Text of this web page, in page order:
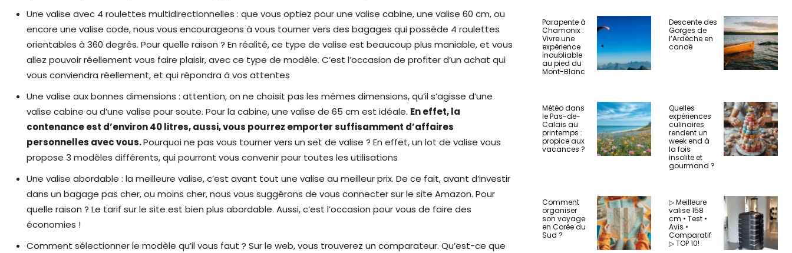
Une valise avec 4 roulettes multidirectionnelles : que vous optiez pour une valise cabine, une valise 60 cm, ou
encore une valise code, nous vous encourageons à vous tourner vers des bagages qui possède 4 roulettes
orientables à 360 degrés. Pour quelle raison ? En réalité, ce type de valise est beaucoup plus maniable, et vous
allez pouvoir réellement vous faire plaisir, avec ce type de modèle. C’est l’occasion de profiter d’un achat qui
vous conviendra réellement, et qui répondra à vos attentes
Une valise aux bonnes dimensions : attention, on ne choisit pas les mêmes dimensions, qu’il s’agisse d’une
valise cabine ou d’une valise pour soute. Pour la cabine, une valise de 65 cm est idéale. En effet, la
contenance est d’environ 40 litres, aussi, vous pourrez emporter suffisamment d’affaires
personnelles avec vous.Pourquoi ne pas vous tourner vers un set de valise ? En effet, un lot de valise vous
propose 3 modèles différents, qui pourront vous convenir pour toutes les utilisations
Une valise abordable : la meilleure valise, c’est avant tout une valise au meilleur prix. De ce fait, avant d’investir
dans un bagage pas cher, ou moins cher, nous vous suggérons de vous connecter sur le site Amazon. Pour
quelle raison ? Le tarif sur le site est bien plus abordable. Aussi, c’est l’occasion pour vous de faire des
économies !
Comment sélectionner le modèle qu’il vous faut ? Sur le web, vous trouverez un comparateur. Qu’est-ce que
Parapente à
Chamonix :
Vivre une
expérience
inoubliable
au pied du
Mont-Blanc
Descente des
Gorges de
l’Ardèche en
canoë
Météo dans
le Pas-de-
Calais au
printemps :
propice aux
vacances ?
Quelles
expériences
culinaires
rendent un
week end à
la fois
insolite et
gourmand ?
Comment
organiser
son voyage
en Corée du
Sud ?
▷ Meilleure
valise 158
cm • Test •
Avis •
Comparatif
▷ TOP 10!